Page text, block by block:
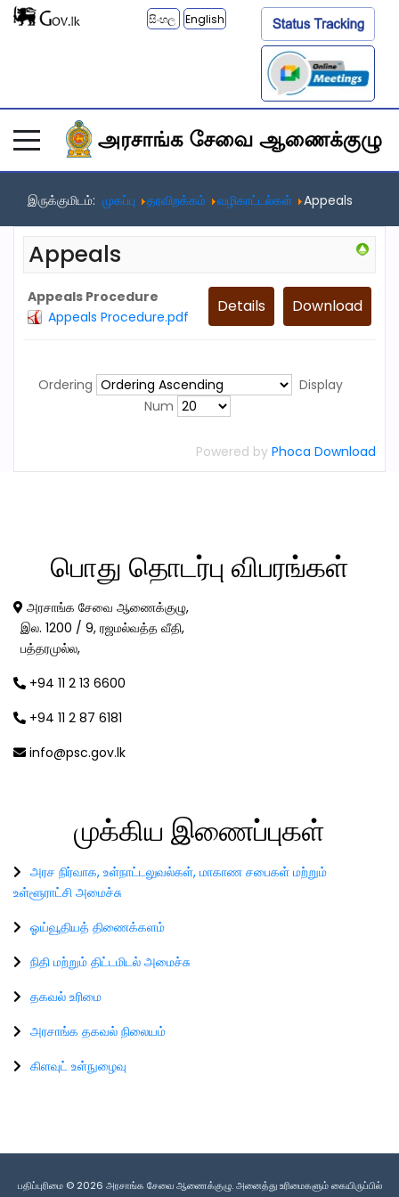
සිංහල English
இருக்குமிடம்: முகப்பு தரவிறக்கம் வழிகாட்டல்கள் Appeals
Appeals
Appeals Procedure
Appeals Procedure.pdf
Download
Details
Ordering
Display
Num
Powered by Phoca Download
பொது தொடர்பு விபரங்கள்
அரசாங்க சேவை ஆணைக்குழு,
இல. 1200 / 9, ரஜமல்வத்த வீதி,
பத்தரமுல்ல,
+94 11 2 13 6600
+94 11 2 87 6181
info@psc.gov.lk
முக்கிய இணைப்புகள்
அரச நிர்வாக, உள்நாட்டலுவல்கள், மாகாண சபைகள் மற்றும்
உள்ளூராட்சி அமைச்சு
ஓய்வூதியத் திணைக்களம்
நிதி மற்றும் திட்டமிடல் அமைச்சு
தகவல் உரிமை
அரசாங்க தகவல் நிலையம்
கிளவுட் உள்நுழைவு
பதிப்புரிமை © 2026 அரசாங்க சேவை ஆணைக்குழு. அனைத்து உரிமைகளும் கையிருப்பில்